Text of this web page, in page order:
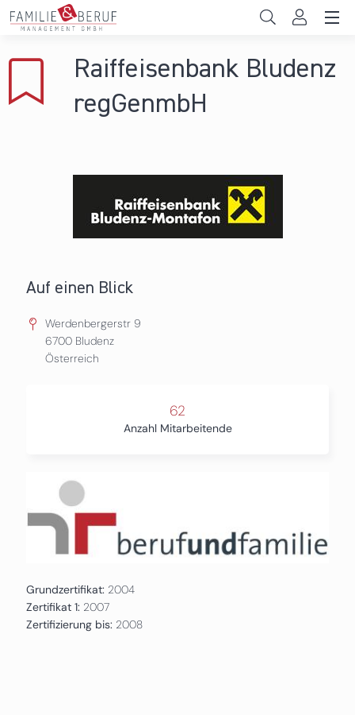
Direkt zum Inhalt
Gemeinden
News & Events
Raiffeisenbank Bludenz
regGenmbH
Auf einen Blick
Werdenbergerstr 9
6700 Bludenz
Österreich
62
Anzahl Mitarbeitende
Grundzertifikat: 2004
Zertifikat 1: 2007
Zertifizierung bis: 2008